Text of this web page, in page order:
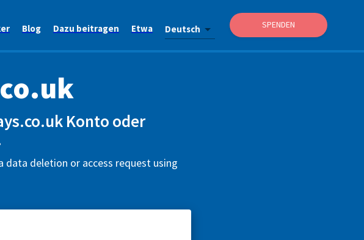
Blog Dazu beitragen Etwa Deutsch SPENDEN
Konto oder
data deletion or access request using